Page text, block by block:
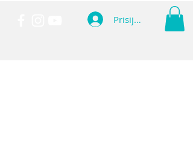
Prisijungti